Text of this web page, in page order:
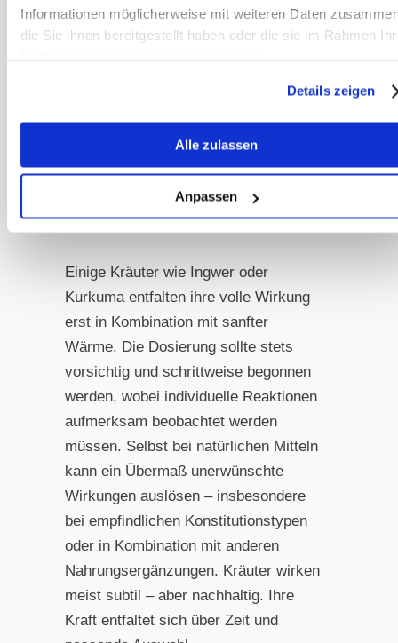
Informationen möglicherweise mit weiteren Daten
die Sie ihnen bereitgestellt haben oder die sie im Rahmen
Details zeigen
Alle zulassen
Anpassen
Anwendung
als aufgebrühter Tee oder als fertige
Mischung verabreicht. Für Pferde hat
sich das Untermischen in
eingeweichte Heucobs bewährt, oder
als aromatische Zutat zu einem
getreidefreien Mash.
Einige Kräuter wie Ingwer oder
Kurkuma entfalten ihre volle Wirkung
erst in Kombination mit sanfter
Wärme. Die Dosierung sollte stets
vorsichtig und schrittweise begonnen
werden, wobei individuelle Reaktionen
aufmerksam beobachtet werden
müssen. Selbst bei natürlichen Mitteln
kann ein Übermaß unerwünschte
Wirkungen auslösen – insbesondere
bei empfindlichen Konstitutionstypen
oder in Kombination mit anderen
Nahrungsergänzungen. Kräuter wirken
meist subtil – aber nachhaltig. Ihre
Kraft entfaltet sich über Zeit und